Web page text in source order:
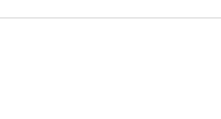
Mẹ Và Con Cái Đều Nên